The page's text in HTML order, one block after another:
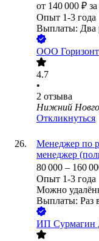
от 140 000 ₽
Опыт 1-3 года
Выплаты: Два
ООО Горизонт
4.7
•
2 отзыва
Нижний
Откликнуться
Менеджер по
менеджер
80 000 – 160
Опыт 1-3 года
Можно
Выплаты: Раз
ИП Сурмагин